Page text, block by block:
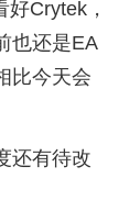
Crytek，
也还是EA
比今天会
还有待改